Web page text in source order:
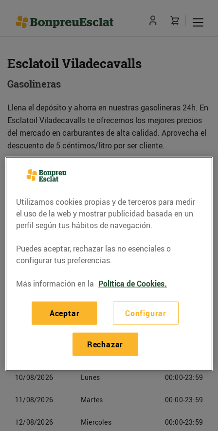
Esclatoil Viladecavalls
Gasolineras
Llena el depósito y ahorra en nuestras gasolineras 24h. En
Esclatoil Viladecavalls te ofrecemos los mejores precios
del mercado en carburantes de alta calidad. Aprovecha el
descuento de 5 céntimos/litro por ser cliente.
Ctra. de Terrassa a Olesa de Montserrat, s/n
(08232) Viladecavalls
Teléfono Llamar
Horarios Esclatoil Viladecavalls
Domingo
10/08/2026 Lunes 00:00-23:59
11/08/2026 Martes 00:00-23:59
12/08/2026 Miercoles 00:00-23:59
Utilizamos cookies propias y de terceros para medir
el uso de la web y mostrar publicidad basada en un
perfil según tus hábitos de navegación.
Puedes aceptar, rechazar las no esenciales o
configurar tus preferencias.
Más información en la Política de Cookies.
Configurar
Rechazar
Aceptar